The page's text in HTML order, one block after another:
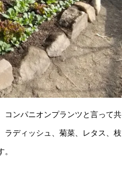
コンパニオンプランツと言って共
ラディッシュ、菊菜、レタス、枝